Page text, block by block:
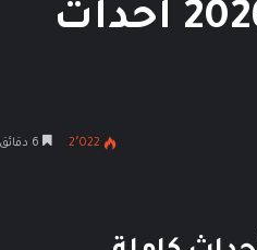
نتائج عرض الرو الأخير 7-7-2026 أحداث
2٬022